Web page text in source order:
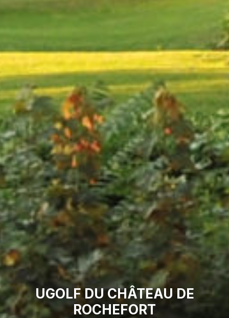
UGOLF DU CHÂTEAU DE
ROCHEFORT